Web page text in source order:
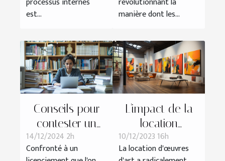
est...
manière dont les...
Conseils pour
contester un
licenciement
abusif
14/12/2024 2h
Confronté à un
L'impact de la
location
d'œuvres d'art
sur l'industrie de
10/12/2023 16h
La location d'œuvres